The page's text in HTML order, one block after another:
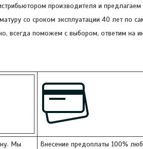
производителя и предлагаем
со сроком эксплуатации 40 лет по
всегда поможем с выбором, ответим на
Мы
Внесение предоплаты 100%